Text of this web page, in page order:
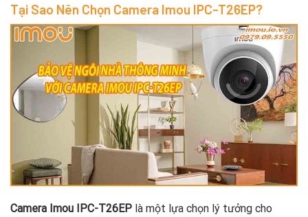
Tại Sao Nên Chọn Camera Imou IPC-T26EP?
Camera Imou IPC-T26EP là một lựa chọn lý tưởng cho